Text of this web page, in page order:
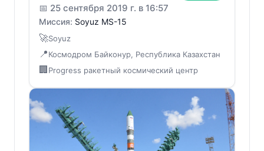
📅 25 сентября 2019 г. в 16:57
Миссия: Soyuz MS-15
🚀Soyuz
📍Космодром Байконур, Республика Казахстан
🏢 Progress ракетный космический центр